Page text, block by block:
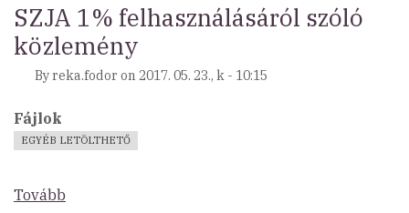
SZJA 1% felhasználásáról szóló
közlemény
By reka.fodor on 2017. 05. 23., k - 10:15
Fájlok
EGYÉB LETÖLTHETŐ
Tovább